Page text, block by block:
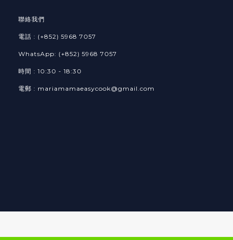
聯絡我們
電話 : (+852) 5968 7057
WhatsApp: (+852) 5968 7057
時間 : 10:30 - 18:30
電郵 : mariamamaeasycook@gmail.com